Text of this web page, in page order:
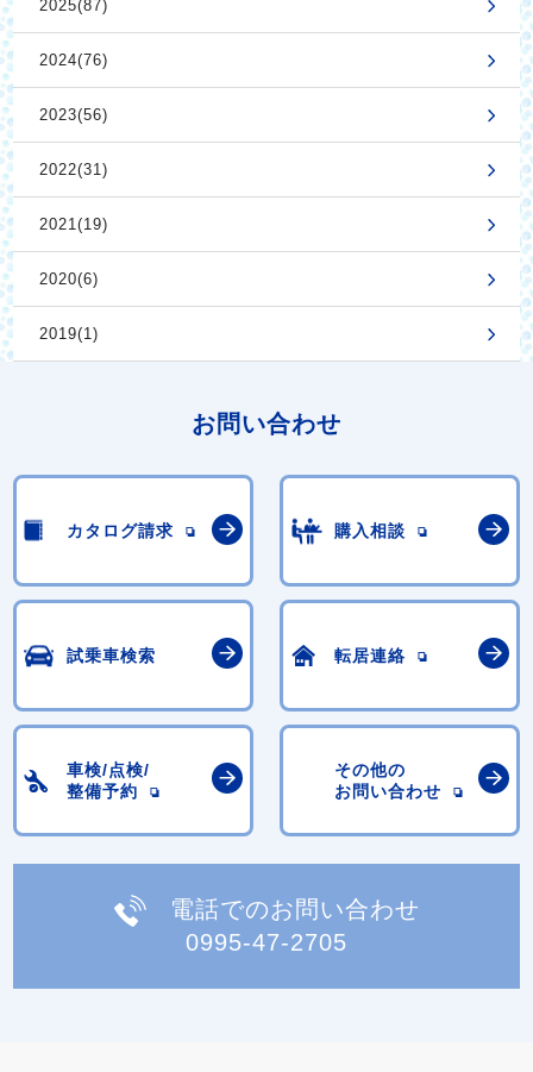
2025(87)
2024(76)
2023(56)
2022(31)
2021(19)
2020(6)
2019(1)
お問い合わせ
カタログ請求 購入相談
試乗車検索 転居連絡
車検/点検/
整備予約
その他の
お問い合わせ
電話でのお問い合わせ
0995-47-2705